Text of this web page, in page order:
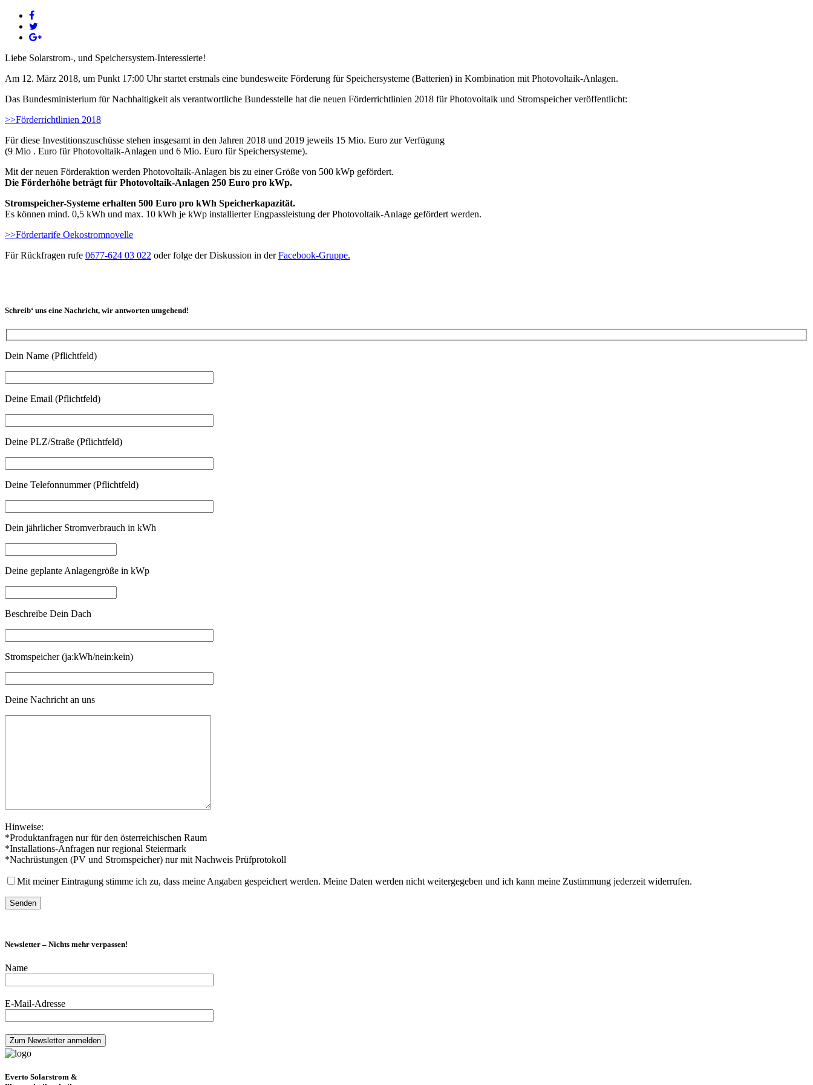
Liebe Solarstrom-, und Speichersystem-Interessierte!
Am 12. März 2018, um Punkt 17:00 Uhr startet erstmals eine bundesweite Förderung für Speichersysteme (Batterien) in Kombination mit Photovoltaik-Anlagen.
Das Bundesministerium für Nachhaltigkeit als verantwortliche Bundesstelle hat die neuen Förderrichtlinien 2018 für Photovoltaik und Stromspeicher veröffentlicht:
>>Förderrichtlinien 2018
Für diese Investitionszuschüsse stehen insgesamt in den Jahren 2018 und 2019 jeweils 15 Mio. Euro zur Verfügung
(9 Mio . Euro für Photovoltaik-Anlagen und 6 Mio. Euro für Speichersysteme).
Mit der neuen Förderaktion werden Photovoltaik-Anlagen bis zu einer Größe von 500 kWp gefördert.
Die Förderhöhe beträgt für Photovoltaik-Anlagen 250 Euro pro kWp.
Stromspeicher-Systeme erhalten 500 Euro pro kWh Speicherkapazität.
Es können mind. 0,5 kWh und max. 10 kWh je kWp installierter Engpassleistung der Photovoltaik-Anlage gefördert werden.
>>Fördertarife Oekostromnovelle
Für Rückfragen rufe 0677-624 03 022 oder folge der Diskussion in derFacebook-Gruppe.
Schreib‘ uns eine Nachricht, wir antworten umgehend!
Dein Name (Pflichtfeld)
Deine Email (Pflichtfeld)
Deine PLZ/Straße (Pflichtfeld)
Deine Telefonnummer (Pflichtfeld)
Dein jährlicher Stromverbrauch in kWh
Deine geplante Anlagengröße in kWp
Beschreibe Dein Dach
Stromspeicher (ja:kWh/nein:kein)
Deine Nachricht an uns
Hinweise:
*Produktanfragen nur für den österreichischen Raum
*Installations-Anfragen nur regional Steiermark
*Nachrüstungen (PV und Stromspeicher) nur mit Nachweis Prüfprotokoll
Mit meiner Eintragung stimme ich zu, dass meine Angaben gespeichert werden. Meine Daten werden nicht weitergegeben und ich kann meine Zustimmung jederzeit widerrufen.
Newsletter – Nichts mehr verpassen!
Name
E-Mail-Adresse
Everto Solarstrom &